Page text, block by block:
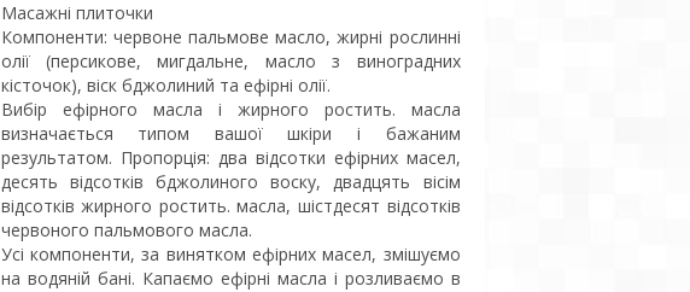
Масажні плиточки
Компоненти: червоне пальмове масло, жирні рослинні
олії (персикове, мигдальне, масло з виноградних
кісточок), віск бджолиний та ефірні олії.
Вибір ефірного масла і жирного ростить. масла
визначається типом вашої шкіри і бажаним
результатом. Пропорція: два відсотки ефірних масел,
десять відсотків бджолиного воску, двадцять вісім
відсотків жирного ростить. масла, шістдесят відсотків
червоного пальмового масла.
Усі компоненти, за винятком ефірних масел, змішуємо
на водяній бані. Капаємо ефірні масла і розливаємо в